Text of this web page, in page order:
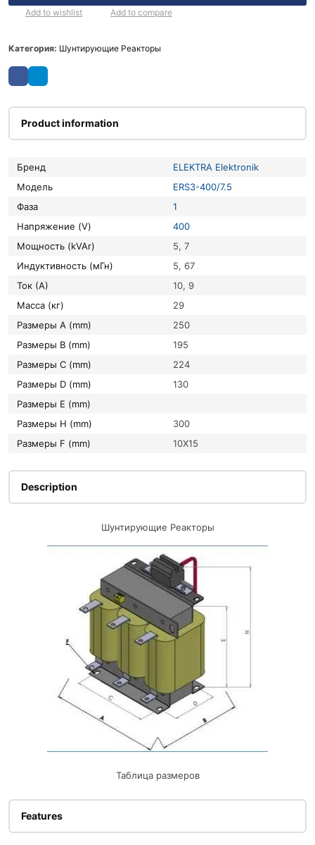
Add to wishlist Add to compare
Категория: Шунтирующие Реакторы
Product information
Бренд
ELEKTRA Elektronik
Модель
ERS3-400/7.5
Фаза
1
Напряжение (V)
400
Мощность (kVAr)
5, 7
Индуктивность (мГн)
5, 67
Ток (А)
10, 9
Масса (кг)
29
Размеры A (mm)
250
Размеры B (mm)
195
Размеры C (mm)
224
Размеры D (mm)
130
Размеры E (mm)
Размеры H (mm)
300
Размеры F (mm)
10X15
Description
Шунтирующие Реакторы
Таблица размеров
Features